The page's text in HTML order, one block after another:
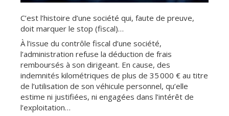
C’est l’histoire d’une société qui, faute de preuve,
doit marquer le stop (fiscal)…
À l’issue du contrôle fiscal d’une société,
l’administration refuse la déduction de frais
remboursés à son dirigeant. En cause, des
indemnités kilométriques de plus de 35 000 € au titre
de l’utilisation de son véhicule personnel, qu’elle
estime ni justifiées, ni engagées dans l’intérêt de
l’exploitation…